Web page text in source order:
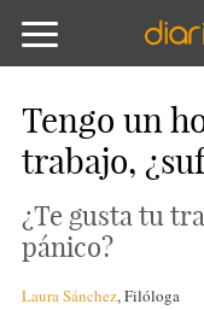
Tengo un
trabajo,
¿Te gusta tu
pánico?
Laura Sánchez,Filóloga